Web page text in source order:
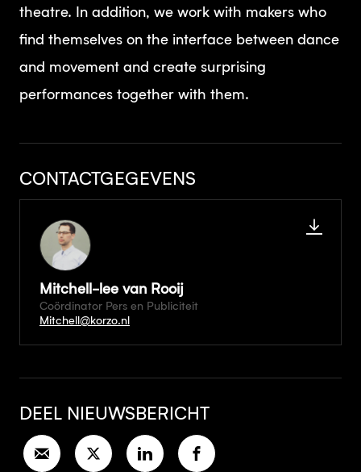
theatre. In addition, we work with makers who
find themselves on the interface between dance
and movement and create surprising
performances together with them.
CONTACTGEGEVENS
Mitchell-lee van Rooij
Coördinator Pers en Publiciteit
Mitchell@korzo.nl
DEEL NIEUWSBERICHT